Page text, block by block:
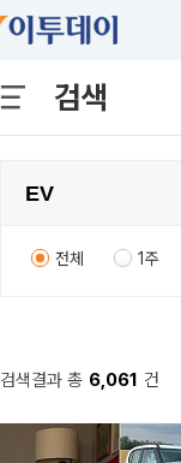
검색
전체 1주
검색결과 총 6,061 건